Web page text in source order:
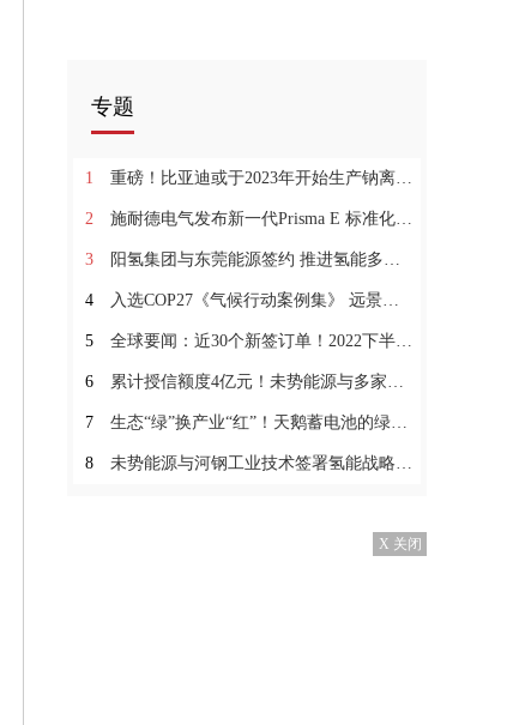
专题
1 重磅！比亚迪或于2023年开始生产钠离子电池
2 施耐德电气发布新一代Prisma E 标准化低压成套分配电设备|每日动态
3 阳氢集团与东莞能源签约 推进氢能多元化_新视野
4 入选COP27《气候行动案例集》 远景零碳产业园与电池获全球点赞
5 全球要闻：近30个新签订单！2022下半年订单量暴增，考克利尔竞立稳占市场
6 累计授信额度4亿元！未势能源与多家银行签署战略合作:当前热议
7 生态“绿”换产业“红”！天鹅蓄电池的绿色发展之路0天天快消息
8 未势能源与河钢工业技术签署氢能战略合作协议
X 关闭